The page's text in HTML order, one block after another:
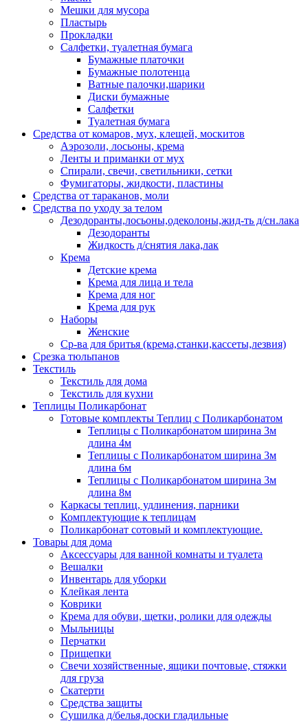
Мешки для мусора
Пластырь
Прокладки
Салфетки, туалетная бумага
Бумажные платочки
Бумажные полотенца
Ватные палочки,шарики
Диски бумажные
Салфетки
Туалетная бумага
Средства от комаров, мух, клещей, москитов
Аэрозоли, лосьоны, крема
Ленты и приманки от мух
Спирали, свечи, светильники, сетки
Фумигаторы, жидкости, пластины
Средства от тараканов, моли
Средства по уходу за телом
Дезодоранты,лосьоны,одеколоны,жид-ть д/сн.лака
Дезодоранты
Жидкость д/снятия лака,лак
Крема
Детские крема
Крема для лица и тела
Крема для ног
Крема для рук
Наборы
Женские
Ср-ва для бритья (крема,станки,кассеты,лезвия)
Срезка тюльпанов
Текстиль
Текстиль для дома
Текстиль для кухни
Теплицы Поликарбонат
Готовые комплекты Теплиц с Поликарбонатом
Теплицы с Поликарбонатом ширина 3м
длина 4м
Теплицы с Поликарбонатом ширина 3м
длина 6м
Теплицы с Поликарбонатом ширина 3м
длина 8м
Каркасы теплиц, удлинения, парники
Комплектующие к теплицам
Поликарбонат сотовый и комплектующие.
Товары для дома
Аксессуары для ванной комнаты и туалета
Вешалки
Инвентарь для уборки
Клейкая лента
Коврики
Крема для обуви, щетки, ролики для одежды
Мыльницы
Перчатки
Прищепки
Свечи хозяйственные, ящики почтовые, стяжки
для груза
Скатерти
Средства защиты
Сушилка д/белья,доски гладильные